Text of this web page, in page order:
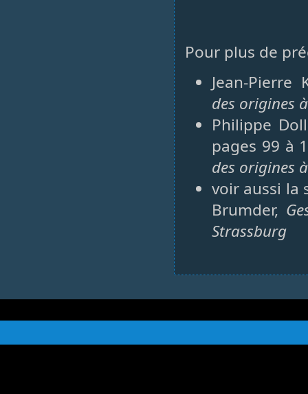
Pour plus de
Jean-
des origines
Philippe
pages 99 à
des origines
voir aussi la
Brumder,
Strassburg